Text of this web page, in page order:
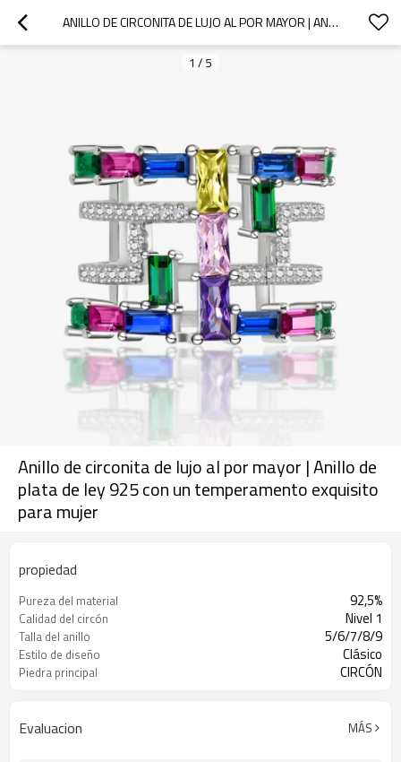
ANILLO DE CIRCONITA DE LUJO AL POR MAYOR | ANILLO DE PLATA DE LEY 925 CON UN TEMPERAMENTO EXQUISITO PARA MUJER
1 / 5
Anillo de circonita de lujo al por mayor | Anillo de
plata de ley 925 con un temperamento exquisito
para mujer
propiedad
Pureza del material 92,5%
Calidad del circón Nivel 1
Talla del anillo 5/6/7/8/9
Estilo de diseño Clásico
Piedra principal CIRCÓN
Evaluacion MÁS